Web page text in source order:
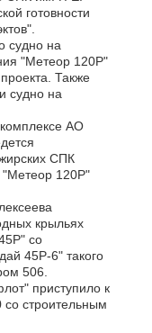
готовности
судно на
"Метеор 120Р"
Также
судно на
АО
СПК
120Р"
крыльях
со
45Р-6" такого
506.
приступило к
со строительным